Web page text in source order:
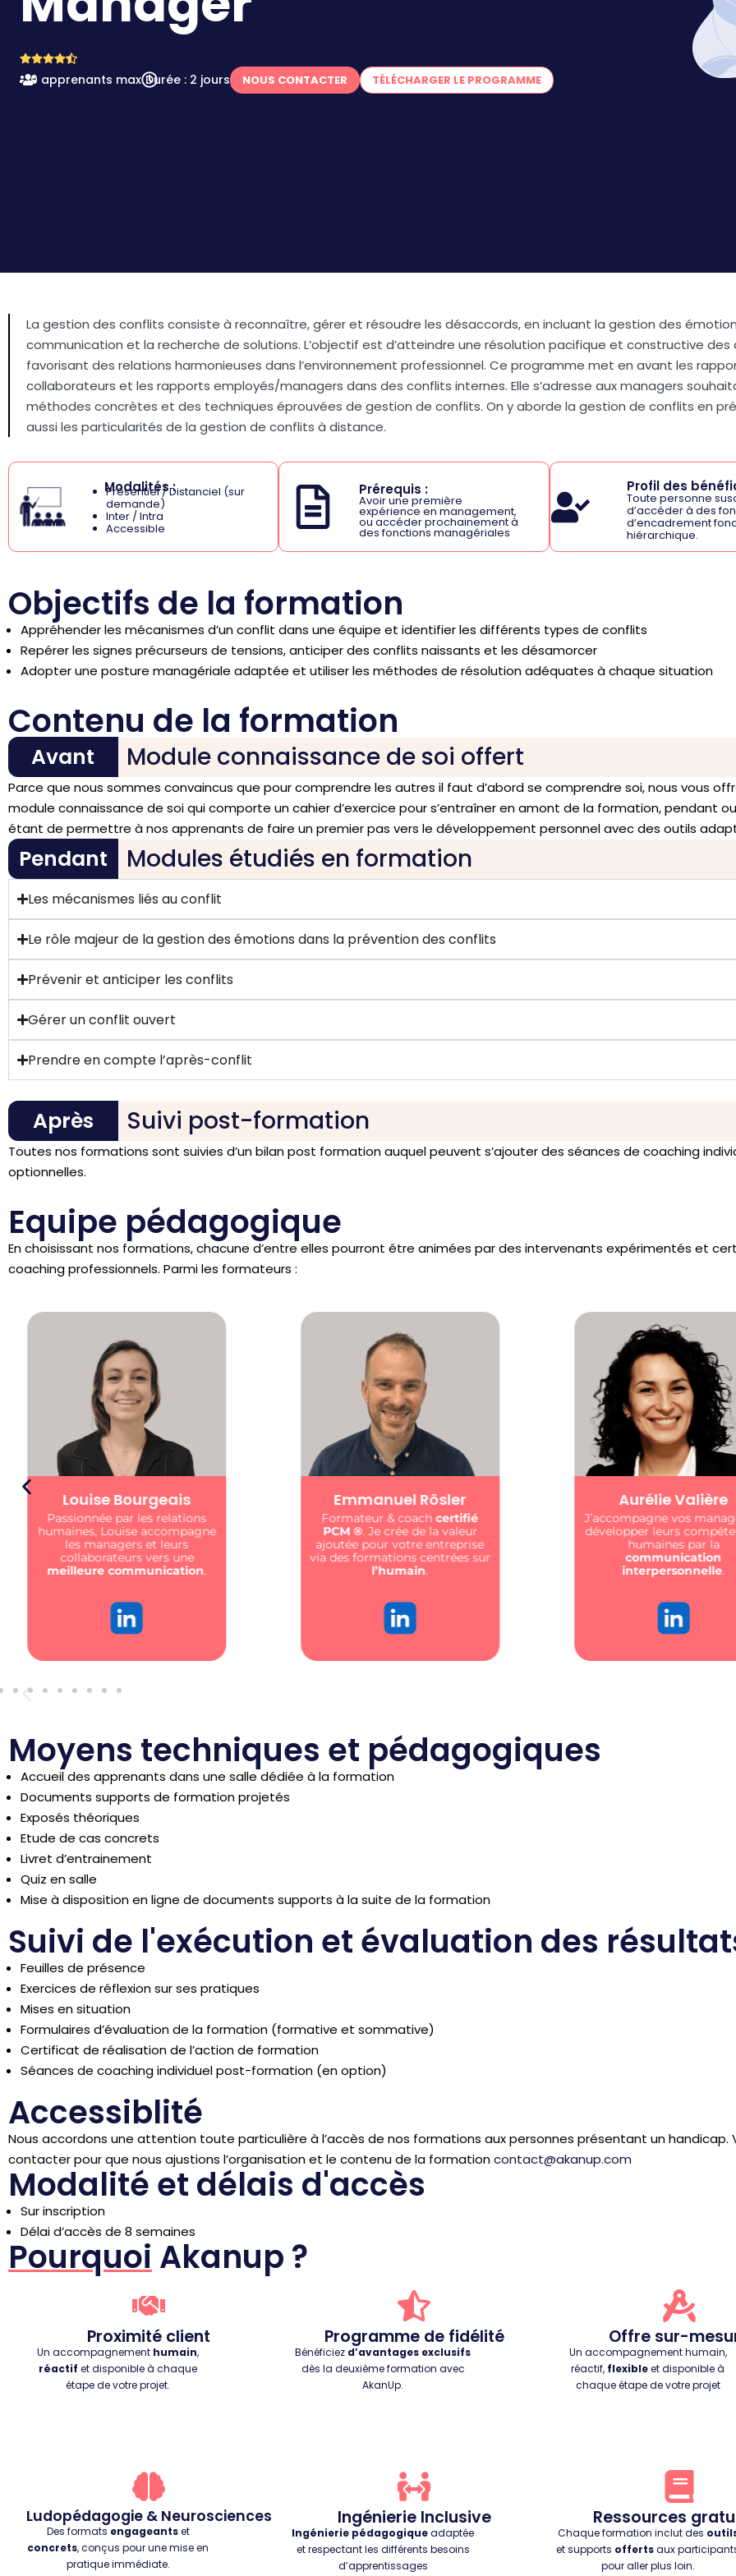
10 apprenants max Durée : 2 jours NOUS CONTACTER TÉLÉCHARGER LE PROGRAMME
La gestion des conflits consiste à reconnaître, gérer et résoudre les désaccords, en incluant la gestion des
communication et la recherche de solutions. L’objectif est d’atteindre une résolution pacifique et constructive des
favorisant des relations harmonieuses dans l’environnement professionnel. Ce programme met en avant les
collaborateurs et les rapports employés/managers dans des conflits internes. Elle s’adresse aux managers
méthodes concrètes et des techniques éprouvées de gestion de conflits. On y aborde la gestion de conflits en
aussi les particularités de la gestion de conflits à distance.
Modalités :
Présentiel / Distanciel (sur
demande)
Inter / Intra
Accessible
Prérequis :
Avoir une première
expérience en management,
ou accéder prochainement à
des fonctions managériales
Profil des
Toute personne
d’accéder à des
d’encadrement
hiérarchique.
Objectifs de la formation
Appréhender les mécanismes d’un conflit dans une équipe et identifier les différents types de conflits
Repérer les signes précurseurs de tensions, anticiper des conflits naissants et les désamorcer
Adopter une posture managériale adaptée et utiliser les méthodes de résolution adéquates à chaque situation
Contenu de la formation
Avant Module connaissance de soi offert
Parce que nous sommes convaincus que pour comprendre les autres il faut d’abord se comprendre soi, nous vous
module connaissance de soi qui comporte un cahier d’exercice pour s’entraîner en amont de la formation, pendant
étant de permettre à nos apprenants de faire un premier pas vers le développement personnel avec des outils
Pendant Modules étudiés en formation
Les mécanismes liés au conflit
Le rôle majeur de la gestion des émotions dans la prévention des conflits
Prévenir et anticiper les conflits
Gérer un conflit ouvert
Prendre en compte l’après-conflit
Après Suivi post-formation
Toutes nos formations sont suivies d’un bilan post formation auquel peuvent s’ajouter des séances de coaching
optionnelles.
Equipe pédagogique
En choisissant nos formations, chacune d’entre elles pourront être animées par des intervenants expérimentés et
coaching professionnels. Parmi les formateurs :
Emmanuel Rösler
Formateur & coachcertifié
PCM ®️. Je crée de la valeur
ajoutée pour votre entreprise
via des formations centrées sur
l’humain.
Aurélie Valière
J’accompagne vos managers à
développer leurs compétences
humaines par la
communication
interpersonnelle
Michelle
Formatrice et
cœur d’intervenir
individus pour que le
soit un espace de
vue d’une santé
Moyens techniques et pédagogiques
Accueil des apprenants dans une salle dédiée à la formation
Documents supports de formation projetés
Exposés théoriques
Etude de cas concrets
Livret d’entrainement
Quiz en salle
Mise à disposition en ligne de documents supports à la suite de la formation
Suivi de l'exécution et évaluation des
Feuilles de présence
Exercices de réflexion sur ses pratiques
Mises en situation
Formulaires d’évaluation de la formation (formative et sommative)
Certificat de réalisation de l’action de formation
Séances de coaching individuel post-formation (en option)
Accessiblité
Nous accordons une attention toute particulière à l’accès de nos formations aux personnes présentant un handicap.
contacter pour que nous ajustions l’organisation et le contenu de la formationcontact@akanup.com
Modalité et délais d'accès
Sur inscription
Délai d’accès de 8 semaines
Pourquoi Akanup ?
Proximité client
Un accompagnement humain,
réactif et disponible à chaque
étape de votre projet.
Programme de fidélité
Bénéficiez d’avantages exclusifs
dès la deuxième formation avec
AkanUp.
Offre sur-
Un accompagnement humain,
réactif, flexibleet disponible à
chaque étape de votre projet
Ludopédagogie & Neurosciences
Des formats engageantset
concrets, conçus pour une mise en
pratique immédiate.
Ingénierie Inclusive
Ingénierie pédagogiqueadaptée
et respectant les différents besoins
d’apprentissages
Ressources
Chaque formation inclut des
et supports offertsaux
pour aller plus loin.